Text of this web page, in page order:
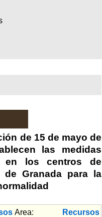
de 15 de mayo de
las medidas
en los centros de
de Granada para la
Area:
Recursos